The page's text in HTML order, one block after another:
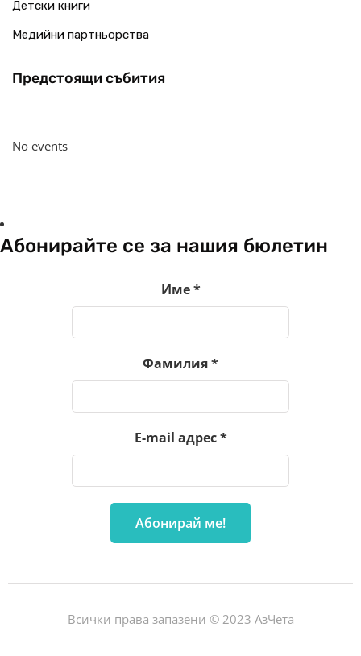
Детски книги
Медийни партньорства
Предстоящи събития
No events
Абонирайте се за нашия бюлетин
Име*
Фамилия*
E-mail адрес*
Всички права запазени © 2023 АзЧета